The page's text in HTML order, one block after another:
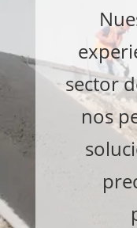
sector
nos